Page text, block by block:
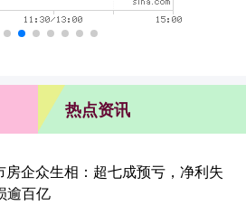
热点资讯
企众生相：超七成预亏，净利失
逾百亿